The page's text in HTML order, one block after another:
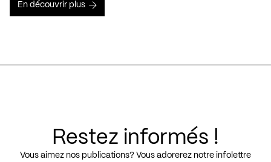
En découvrir plus
Restez informés !
Vous aimez nos publications? Vous adorerez notre infolettre